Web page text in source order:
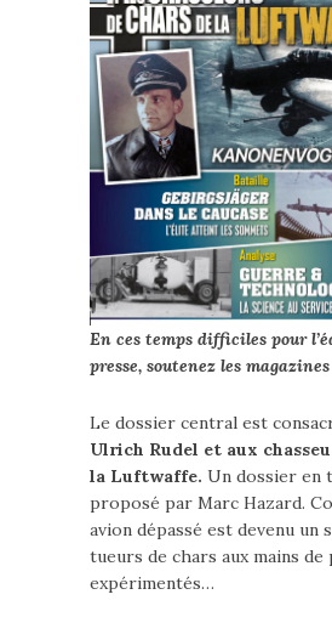
En ces temps difficiles pour
presse, soutenez les
Le dossier central est
Ulrich Rudel et aux
la Luftwaffe. Un dossier en
proposé par Marc Hazard.
avion dépassé est devenu un
tueurs de chars aux mains de
expérimentés…